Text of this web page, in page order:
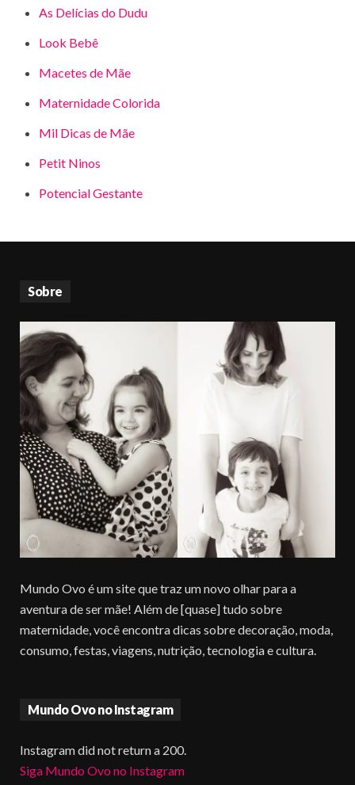
As Delícias do Dudu
Look Bebê
Macetes de Mãe
Maternidade Colorida
Mil Dicas de Mãe
Petit Ninos
Potencial Gestante
Sobre
Mundo Ovo é um site que traz um novo olhar para a
aventura de ser mãe! Além de [quase] tudo sobre
maternidade, você encontra dicas sobre decoração, moda,
consumo, festas, viagens, nutrição, tecnologia e cultura.
Mundo Ovo no Instagram
Instagram did not return a 200.
Siga Mundo Ovo no Instagram